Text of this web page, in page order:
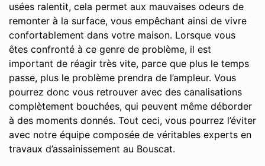
usées ralentit, cela permet aux mauvaises odeurs de
remonter à la surface, vous empêchant ainsi de vivre
confortablement dans votre maison. Lorsque vous
êtes confronté à ce genre de problème, il est
important de réagir très vite, parce que plus le temps
passe, plus le problème prendra de l’ampleur. Vous
pourrez donc vous retrouver avec des canalisations
complètement bouchées, qui peuvent même déborder
à des moments donnés. Tout ceci, vous pourrez l’éviter
avec notre équipe composée de véritables experts en
travaux d’assainissement au Bouscat.